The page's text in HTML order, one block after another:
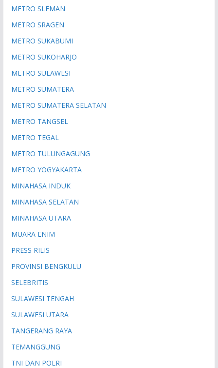
METRO SLEMAN
METRO SRAGEN
METRO SUKABUMI
METRO SUKOHARJO
METRO SULAWESI
METRO SUMATERA
METRO SUMATERA SELATAN
METRO TANGSEL
METRO TEGAL
METRO TULUNGAGUNG
METRO YOGYAKARTA
MINAHASA INDUK
MINAHASA SELATAN
MINAHASA UTARA
MUARA ENIM
PRESS RILIS
PROVINSI BENGKULU
SELEBRITIS
SULAWESI TENGAH
SULAWESI UTARA
TANGERANG RAYA
TEMANGGUNG
TNI DAN POLRI